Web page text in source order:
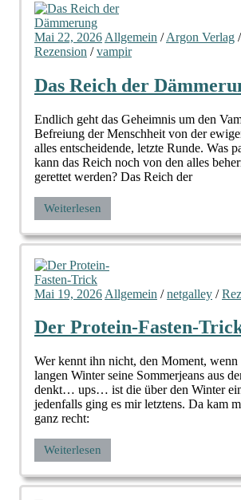
Mai 22, 2026 Allgemein /Argon Verlag /
Rezension /vampir
Das Reich der
Endlich geht das Geheimnis um den
Befreiung der Menschheit von der
alles entscheidende, letzte Runde. Was
kann das Reich noch von den alles
gerettet werden? Das Reich der
Weiterlesen
Mai 19, 2026 Allgemein /netgalley /
Der Protein-Fasten-
Wer kennt ihn nicht, den Moment, wenn
langen Winter seine Sommerjeans aus
denkt… ups… ist die über den Winter
jedenfalls ging es mir letztens. Da kam
ganz recht:
Weiterlesen